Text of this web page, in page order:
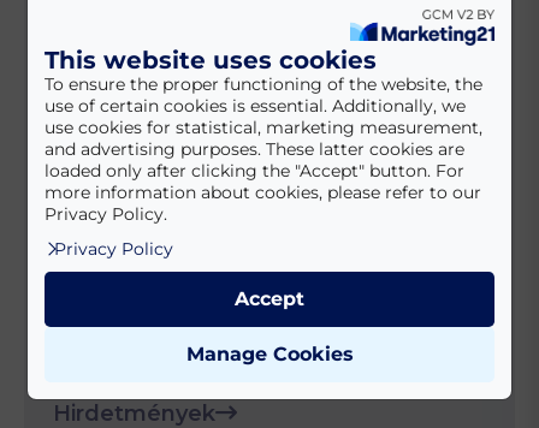
Méhek bejelentése, vándoroltatása
Közterület bontási engedély
Ebtartással kapcsolatos
kötelezettségek
Mikromobilitási pontok
Hirdetmények
This website uses cookies
To ensure the proper functioning of the website, the
use of certain cookies is essential. Additionally, we
use cookies for statistical, marketing measurement,
and advertising purposes. These latter cookies are
loaded only after clicking the "Accept" button. For
more information about cookies, please refer to our
Privacy Policy.
Privacy Policy
Manage Cookies
Accept